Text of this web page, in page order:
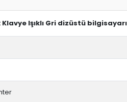
Işıklı Gri dizüstü